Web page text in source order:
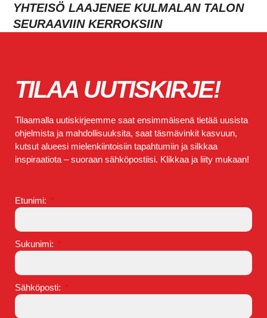
YHTEISÖ LAAJENEE KULMALAN TALON
SEURAAVIIN KERROKSIIN
TILAA UUTISKIRJE!
Tilaamalla uutiskirjeemme saat ensimmäisenä tietää uusista
ohjelmista ja mahdollisuuksita, saat täsmävinkit kasvuun,
kutsut alueesi mielenkiintoisiin tapahtumiin ja silkkaa
inspiraatiota – suoraan sähköpostiisi. Klikkaa ja liity mukaan!
Etunimi:
Sukunimi:
Sähköposti: